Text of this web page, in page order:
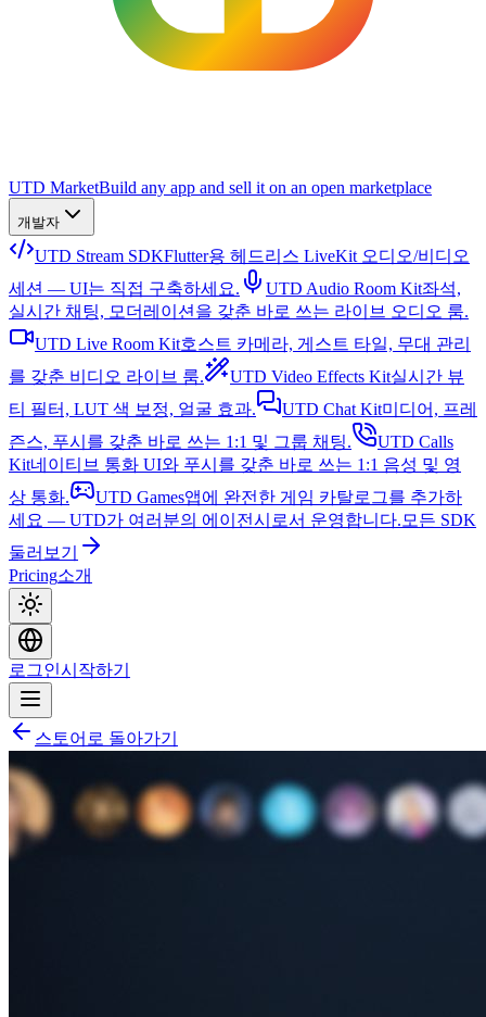
UTD MarketBuild any app and sell it on an open marketplace
개발자
UTD Stream SDKFlutter용 헤드리스 LiveKit 오디오/비디오
세션 — UI는 직접 구축하세요.
UTD Audio Room Kit좌석,
실시간 채팅, 모더레이션을 갖춘 바로 쓰는 라이브 오디오 룸.
UTD Live Room Kit호스트 카메라, 게스트 타일, 무대 관리
를 갖춘 비디오 라이브 룸.
UTD Video Effects Kit실시간 뷰
티 필터, LUT 색 보정, 얼굴 효과.
UTD Chat Kit미디어, 프레
즌스, 푸시를 갖춘 바로 쓰는 1:1 및 그룹 채팅.
UTD Calls
Kit네이티브 통화 UI와 푸시를 갖춘 바로 쓰는 1:1 음성 및 영
상 통화.
UTD Games앱에 완전한 게임 카탈로그를 추가하
세요 — UTD가 여러분의 에이전시로서 운영합니다. 모든 SDK
둘러보기
Pricing소개
로그인시작하기
스토어로 돌아가기